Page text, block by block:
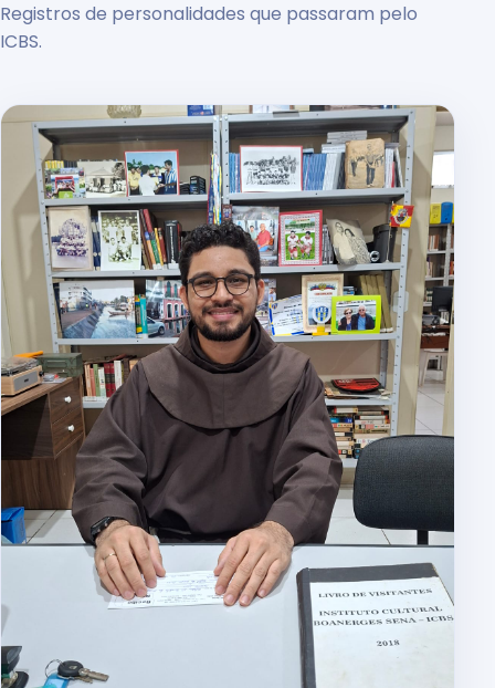
Registros de personalidades que passaram pelo
ICBS.